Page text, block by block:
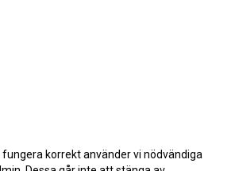
korrekt använder vi nödvändiga